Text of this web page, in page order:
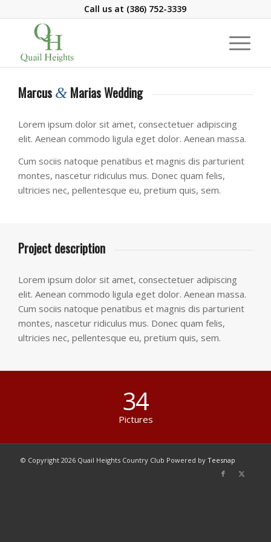
Call us at (386) 752-3339
Marcus & Marias Wedding
Lorem ipsum dolor sit amet, consectetuer adipiscing
elit. Aenean commodo ligula eget dolor. Aenean massa.
Cum sociis natoque penatibus et magnis dis parturient
montes, nascetur ridiculus mus. Donec quam felis,
ultricies nec, pellentesque eu, pretium quis, sem.
Project description
Lorem ipsum dolor sit amet, consectetuer adipiscing
elit. Aenean commodo ligula eget dolor. Aenean massa.
Cum sociis natoque penatibus et magnis dis parturient
montes, nascetur ridiculus mus. Donec quam felis,
ultricies nec, pellentesque eu, pretium quis, sem.
34
Pictures
© Copyright 2026 Quail Heights Country Club Powered by Teesnap